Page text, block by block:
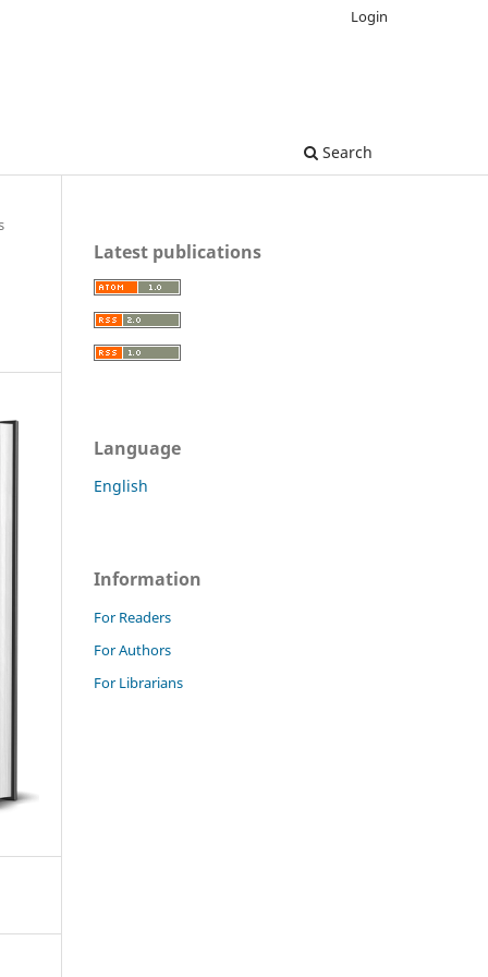
Search
Login
Latest publications
Language
English
Information
For Readers
For Authors
For Librarians